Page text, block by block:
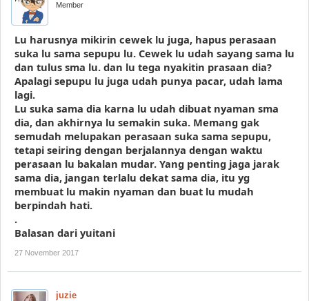
Member
Lu harusnya mikirin cewek lu juga, hapus perasaan
suka lu sama sepupu lu. Cewek lu udah sayang sama lu
dan tulus sma lu. dan lu tega nyakitin prasaan dia?
Apalagi sepupu lu juga udah punya pacar, udah lama
lagi.
Lu suka sama dia karna lu udah dibuat nyaman sma
dia, dan akhirnya lu semakin suka. Memang gak
semudah melupakan perasaan suka sama sepupu,
tetapi seiring dengan berjalannya dengan waktu
perasaan lu bakalan mudar. Yang penting jaga jarak
sama dia, jangan terlalu dekat sama dia, itu yg
membuat lu makin nyaman dan buat lu mudah
berpindah hati.
.
Balasan dari yuitani
27 November 2017
juzie